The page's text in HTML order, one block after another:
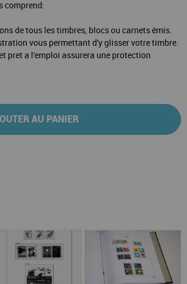
comprend:
de tous les timbres, blocs ou carnets émis.
vous permettant d'y glisser votre timbre.
pret a l'emploi assurera une protection
AU PANIER